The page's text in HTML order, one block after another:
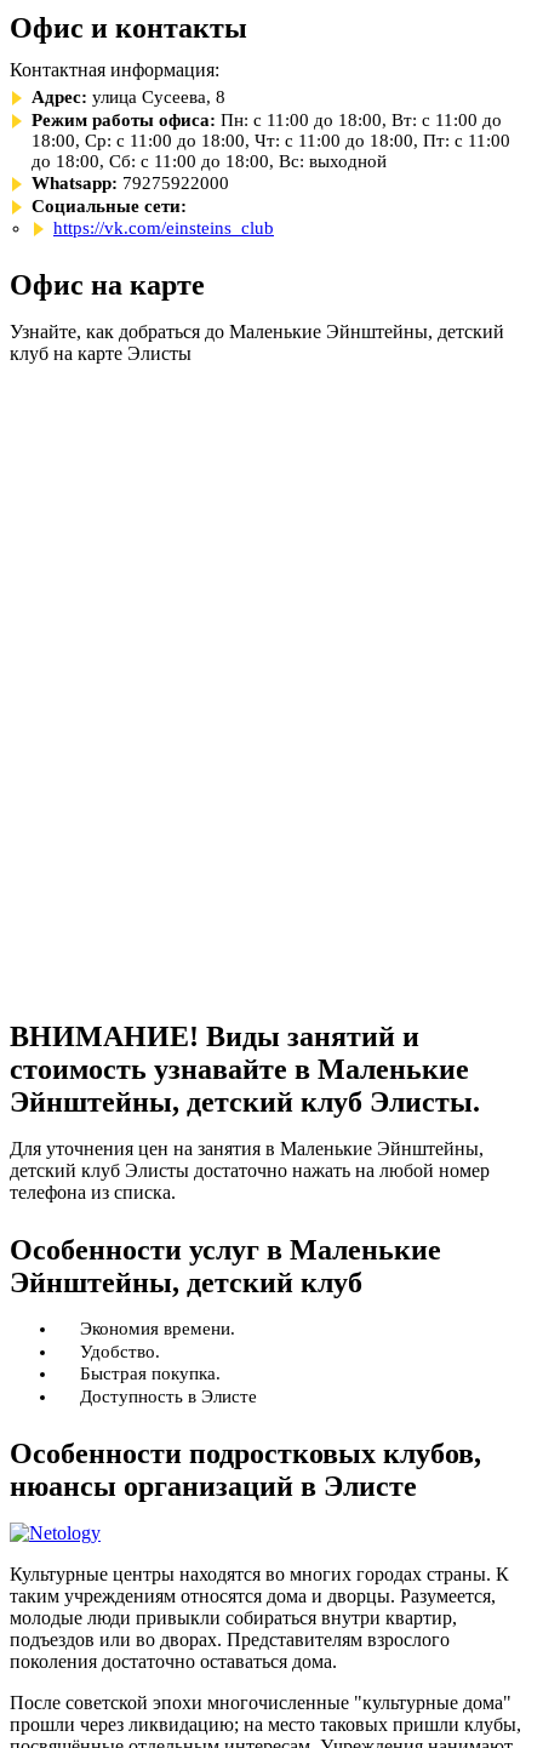
Офис и контакты
Контактная информация:
Адрес: улица Сусеева, 8
Режим работы офиса: Пн: с 11:00 до 18:00, Вт: с 11:00 до
18:00, Ср: с 11:00 до 18:00, Чт: с 11:00 до 18:00, Пт: с 11:00
до 18:00, Сб: с 11:00 до 18:00, Вс: выходной
Whatsapp: 79275922000
Социальные сети:
https://vk.com/einsteins_club
Офис на карте
Узнайте, как добраться до Маленькие Эйнштейны, детский
клуб на карте Элисты
ВНИМАНИЕ! Виды занятий и
стоимость узнавайте в Маленькие
Эйнштейны, детский клуб Элисты.
Для уточнения цен на занятия в Маленькие Эйнштейны,
детский клуб Элисты достаточно нажать на любой номер
телефона из списка.
Особенности услуг в Маленькие
Эйнштейны, детский клуб
Экономия времени.
Удобство.
Быстрая покупка.
Доступность в Элисте
Особенности подростковых клубов,
нюансы организаций в Элисте
Культурные центры находятся во многих городах страны. К
таким учреждениям относятся дома и дворцы. Разумеется,
молодые люди привыкли собираться внутри квартир,
подъездов или во дворах. Представителям взрослого
поколения достаточно оставаться дома.
После советской эпохи многочисленные "культурные дома"
прошли через ликвидацию; на место таковых пришли клубы,